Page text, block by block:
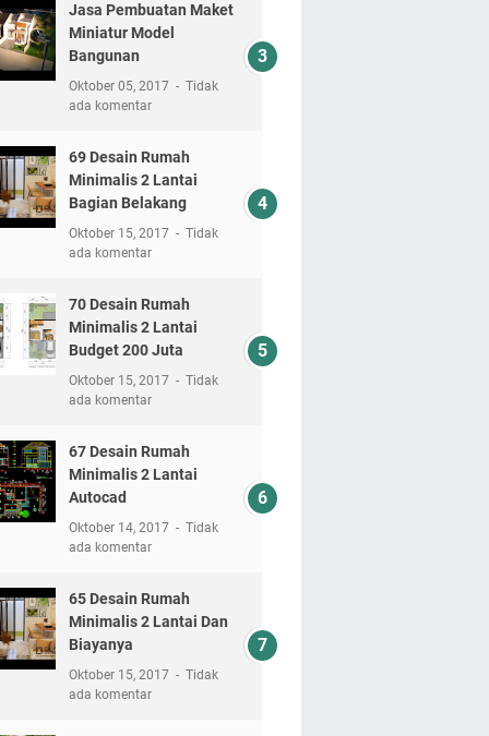
Jasa Pembuatan Maket
Miniatur Model
Bangunan
Oktober 05, 2017
Tidak
ada komentar
69 Desain Rumah
Minimalis 2 Lantai
Bagian Belakang
Oktober 15, 2017
Tidak
ada komentar
70 Desain Rumah
Minimalis 2 Lantai
Budget 200 Juta
Oktober 15, 2017
Tidak
ada komentar
67 Desain Rumah
Minimalis 2 Lantai
Autocad
Oktober 14, 2017
Tidak
ada komentar
65 Desain Rumah
Minimalis 2 Lantai Dan
Biayanya
Oktober 15, 2017
Tidak
ada komentar